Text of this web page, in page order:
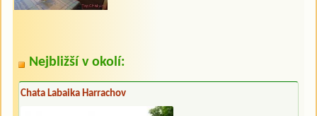
Nejbližší v okolí:
Chata Labaika Harrachov